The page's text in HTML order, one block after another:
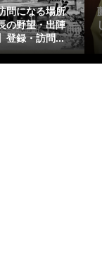
藤原繁子をわか
分で解説【光る
仁親王(一条天皇)